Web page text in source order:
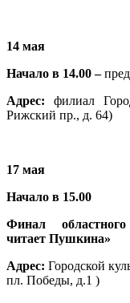
14 мая
Начало в 14.00 –
Адрес: филиал
Рижский пр., д. 64)
17 мая
Начало в 15.00
Финал
читает Пушкина»
Адрес: Городской
пл. Победы, д.1 )